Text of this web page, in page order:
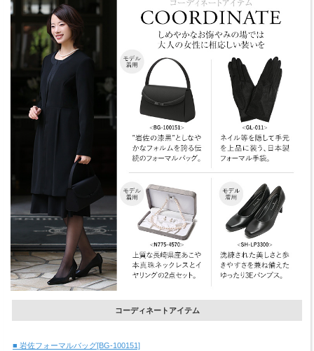
コーディネートアイテム
■ 岩佐フォーマルバッグ[BG-100151]